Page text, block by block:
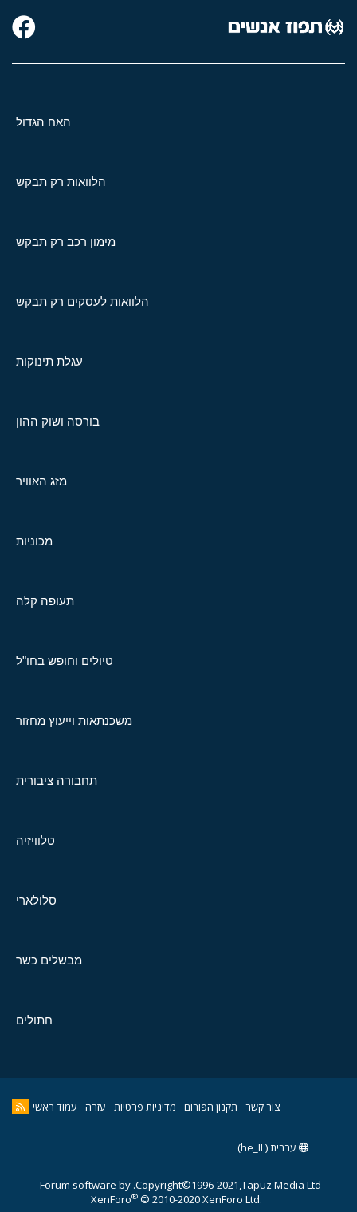
האח הגדול
הלוואות רק תבקש
מימון רכב רק תבקש
הלוואות לעסקים רק תבקש
עגלת תינוקות
בורסה ושוק ההון
מזג האוויר
מכוניות
תעופה קלה
טיולים וחופש בחו"ל
משכנתאות וייעוץ מחזור
תחבורה ציבורית
טלוויזיה
סלולארי
מבשלים כשר
חתולים
צור קשר תקנון הפורום מדיניות פרטיות עזרה עמוד ראשי
עברית (he_IL)
Copyright©1996-2021,Tapuz Media Ltd.
Forum software by
XenForo® © 2010-2020 XenForo Ltd.